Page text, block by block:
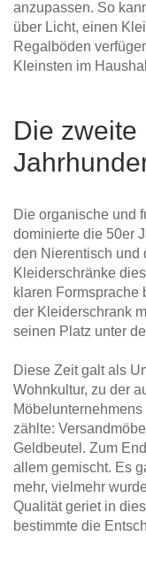
anzupassen. So
über Licht, einen
Regalböden
Kleinsten im
Die zweite
Die organische und
dominierte die 50er
den Nierentisch und
Kleiderschränke
klaren Formsprache
der Kleiderschrank
seinen Platz unter
Diese Zeit galt als
Wohnkultur, zu der
zählte:
Geldbeutel. Zum
allem gemischt. Es
mehr, vielmehr
Qualität geriet in
bestimmte die